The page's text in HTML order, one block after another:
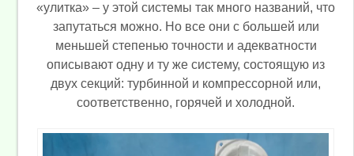
«улитка» – у этой системы так много названий, что
запутаться можно. Но все они с большей или
меньшей степенью точности и адекватности
описывают одну и ту же систему, состоящую из
двух секций: турбинной и компрессорной или,
соответственно, горячей и холодной.